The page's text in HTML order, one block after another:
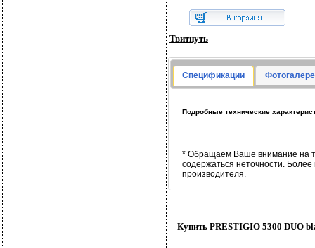
Твитнуть
Спецификации
Подробные технические
* Обращаем Ваше внимание на
содержаться неточности.
производителя.
Купить PRESTIGIO 5300 DUO